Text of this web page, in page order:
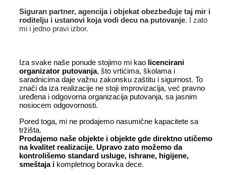
Siguran partner, agencija i objekat obezbeđuje taj mir i
roditelju i ustanovi koja vodi decu na putovanje. I zato
mi i jedno pravi izbor.
Iza svake naše ponude stojimo mi kao licencirani
organizator putovanja, što vrtićima, školama i
saradnicima daje važnu zakonsku zaštitu i sigurnost. To
znači da iza realizacije ne stoji improvizacija, već pravno
uređena i odgovorna organizacija putovanja, sa jasnim
nosiocem odgovornosti.
Pored toga, mi ne prodajemo nasumične kapacitete sa
tržišta.
Prodajemo naše objekte i objekte gde direktno utičemo
na kvalitet realizacije. Upravo zato možemo da
kontrolišemo standard usluge, ishrane, higijene,
smeštaja i kompletnog boravka dece.